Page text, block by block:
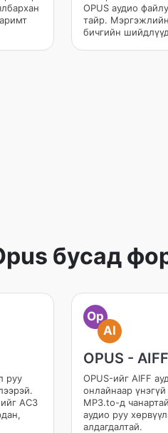
OPUS аудио
тайр.
бичгийн
бусад
руу
AC3
Op
AI
OPUS - AIFF
OPUS-ийг AIFF
онлайнаар
MP3.to-д
аудио руу
алдагдалтай.